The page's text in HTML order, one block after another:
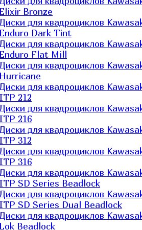
Elixir Bronze
Диски для квадроциклов
Enduro Dark Tint
Диски для квадроциклов
Enduro Flat Mill
Диски для квадроциклов
Hurricane
Диски для квадроциклов
212
Диски для квадроциклов
216
Диски для квадроциклов
312
Диски для квадроциклов
316
Диски для квадроциклов
SD Series Beadlock
Диски для квадроциклов
SD Series Dual Beadlock
Диски для квадроциклов
Lok Beadlock